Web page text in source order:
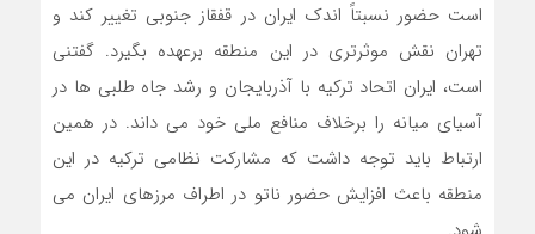
است حضور نسبتاً اندک ایران در قفقاز جنوبی تغییر کند و
تهران نقش موثرتری در این منطقه برعهده بگیرد. گفتنی
است، ایران اتحاد ترکیه با آذربایجان و رشد جاه طلبی ها در
آسیای میانه را برخلاف منافع ملی خود می داند. در همین
ارتباط باید توجه داشت که مشارکت نظامی ترکیه در این
منطقه باعث افزایش حضور ناتو در اطراف مرزهای ایران می